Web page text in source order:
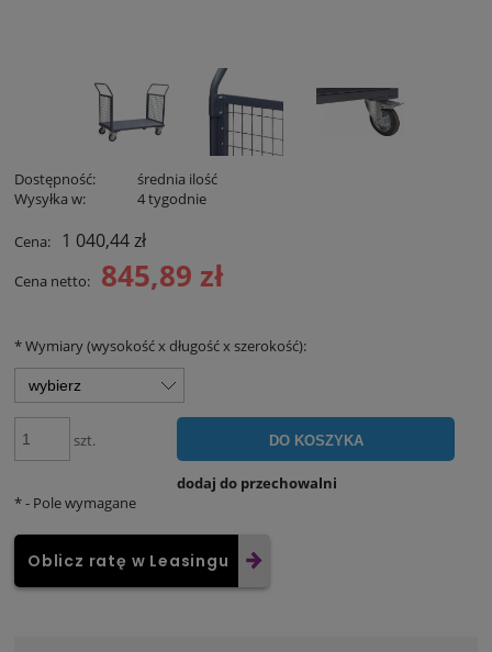
Dostępność:
średnia ilość
Wysyłka w:
4 tygodnie
Cena: 1 040,44 zł
Cena netto: 845,89 zł
*Wymiary (wysokość x długość x szerokość):
szt. DO KOSZYKA
dodaj do przechowalni
*- Pole wymagane
Oblicz ratę w Leasingu